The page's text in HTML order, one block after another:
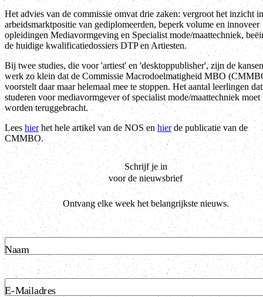
Het advies van de commissie omvat drie zaken: vergroot het inzicht in
arbeidsmarktpositie van gediplomeerden, beperk volume en innoveer
opleidingen Mediavormgeving en Specialist mode/maattechniek,
de huidige kwalificatiedossiers DTP en Artiesten.
Bij twee studies, die voor 'artiest' en 'desktoppublisher', zijn de
werk zo klein dat de Commissie Macrodoelmatigheid MBO
voorstelt daar maar helemaal mee te stoppen. Het aantal leerlingen
studeren voor mediavormgever of specialist mode/maattechniek moet
worden teruggebracht.
Leeshierhet hele artikel van de NOS enhierde publicatie van de
CMMBO.
Schrijf je in
voor de nieuwsbrief
Ontvang elke week het belangrijkste nieuws.
Naam
E-Mailadres